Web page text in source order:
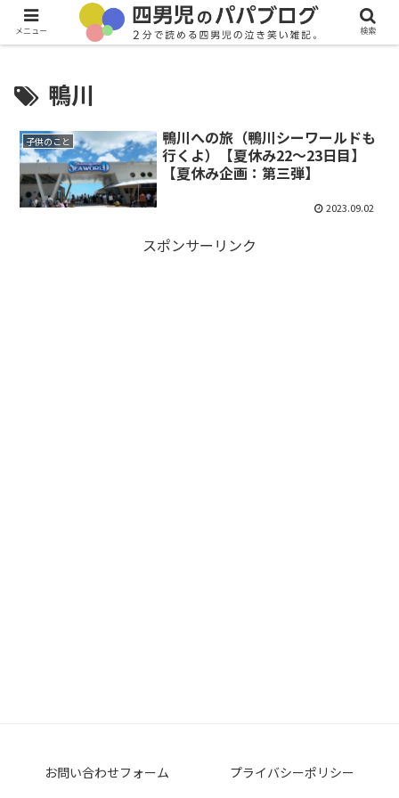
鴨川
子供のこと
鴨川への旅（鴨川シーワールドも
行くよ）【夏休み22～23日目】
【夏休み企画：第三弾】
2023.09.02
スポンサーリンク
お問い合わせフォーム プライバシーポリシー
メニュー 検索